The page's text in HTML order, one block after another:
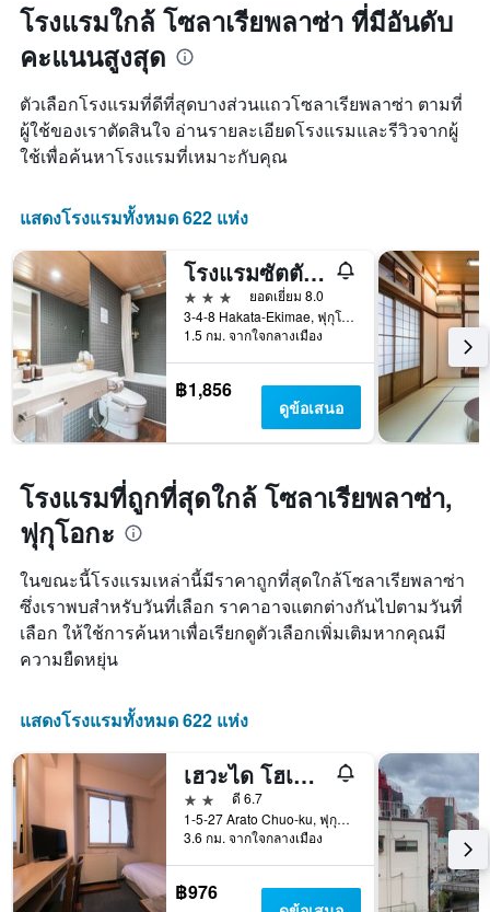
โรงแรมใกล้ โซลาเรียพลาซ่า ที่มีอันดับ
คะแนนสูงสุด
ตัวเลือกโรงแรมที่ดีที่สุดบางส่วนแถวโซลาเรียพลาซ่า ตามที่
ผู้ใช้ของเราตัดสินใจ อ่านรายละเอียดโรงแรมและรีวิวจากผู้
ใช้เพื่อค้นหาโรงแรมที่เหมาะกับคุณ
แสดงโรงแรมทั้งหมด 622 แห่ง
โรงแรมซัตตัน ฮากาตะ ซิตี้
3 ดาว
ยอดเยี่ยม 8.0
3-4-8 Hakata-Ekimae, ฟุกุโอกะ, ญี่ปุ่น
1.5 กม. จากใจกลางเมือง
฿1,856
ดูข้อเสนอ
โรงแรมที่ถูกที่สุดใกล้ โซลาเรียพลาซ่า,
ฟุกุโอกะ
ในขณะนี้โรงแรมเหล่านี้มีราคาถูกที่สุดใกล้โซลาเรียพลาซ่า
ซึ่งเราพบสำหรับวันที่เลือก ราคาอาจแตกต่างกันไปตามวันที่
เลือก ให้ใช้การค้นหาเพื่อเรียกดูตัวเลือกเพิ่มเติมหากคุณมี
ความยืดหยุ่น
แสดงโรงแรมทั้งหมด 622 แห่ง
เฮวะได โฮเทลอาระโตะ
2 ดาว
ดี 6.7
1-5-27 Arato Chuo-ku, ฟุกุโอกะ, ญี่ปุ่น
3.6 กม. จากใจกลางเมือง
฿976